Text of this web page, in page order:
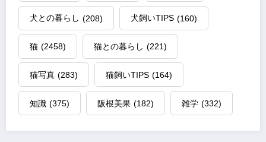
犬との暮らし (208) 犬飼いTIPS (160)
猫 (2458) 猫との暮らし (221)
猫写真 (283) 猫飼いTIPS (164)
知識 (375) 阪根美果 (182) 雑学 (332)